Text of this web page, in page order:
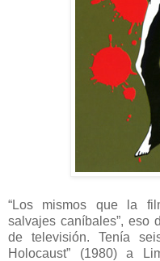
“Los mismos que la
salvajes caníbales”, eso
de televisión. Tenía
Holocaust” (1980) a